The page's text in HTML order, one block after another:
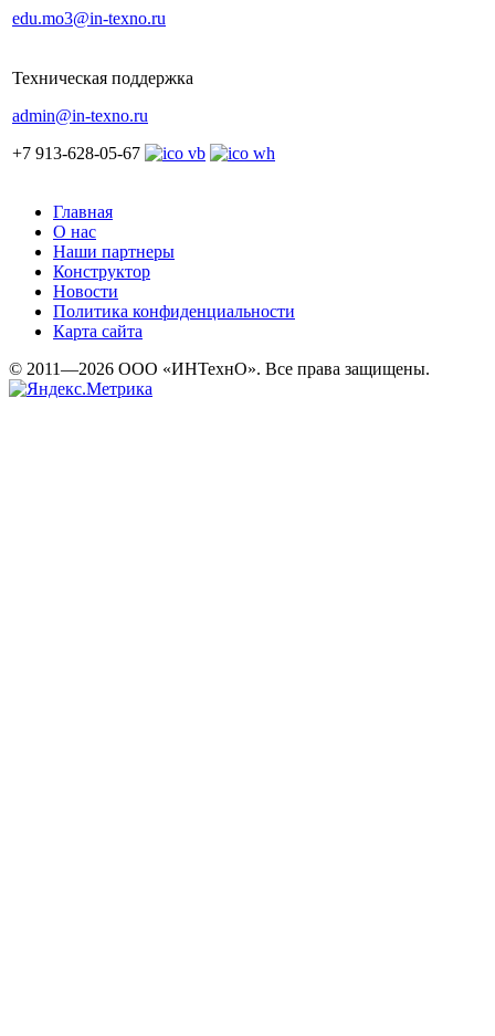
edu.mo3@in-texno.ru
Техническая поддержка
admin@in-texno.ru
+7 913-628-05-67
Главная
О нас
Наши партнеры
Конструктор
Новости
Политика конфиденциальности
Карта сайта
© 2011—2026 ООО «ИНТехнО». Все права защищены.